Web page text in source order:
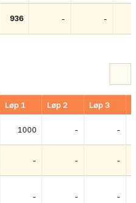
936 - -
Løp 1 Løp 2 Løp 3
1000 - -
- - -
- - -